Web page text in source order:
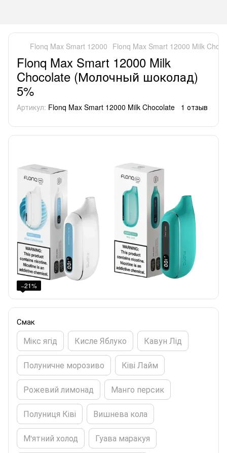
Flonq Max Smart 12000 Flonq Max Smart 12000 Milk
Flonq Max Smart 12000 Milk
Chocolate (Молочный шоколад)
5%
Артикул: Flonq Max Smart 12000 Milk Chocolate 1 отзыв
−21%
Смак
Мікс ягід Кисле Яблуко Кавун Лід
Полуничне морозиво Ківі Лайм
Рожевий лимонад Манго персик
Полуниця Ківі Вишнева кола
М'ятний холод Гуава маракуя